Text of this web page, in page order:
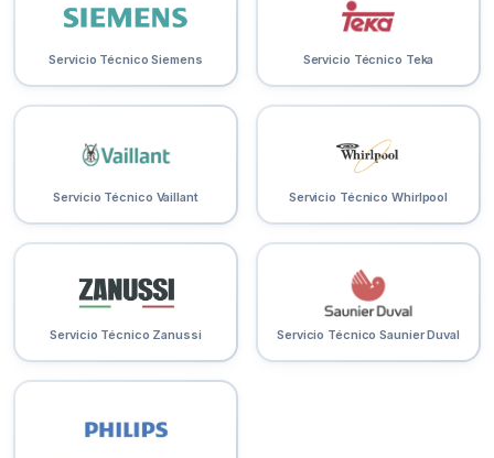
Servicio Técnico Siemens Servicio Técnico Teka
Servicio Técnico Vaillant Servicio Técnico Whirlpool
Servicio Técnico Zanussi Servicio Técnico Saunier Duval